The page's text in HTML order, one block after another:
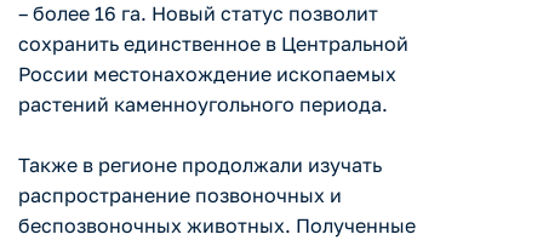
– более 16 га. Новый статус позволит
сохранить единственное в Центральной
России местонахождение ископаемых
растений каменноугольного периода.
Также в регионе продолжали изучать
распространение позвоночных и
беспозвоночных животных. Полученные